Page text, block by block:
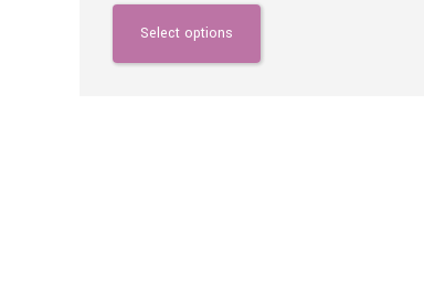
Select options
product
has